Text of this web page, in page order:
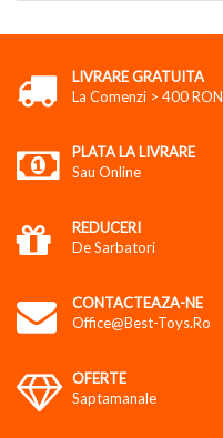
LIVRARE GRATUITA
La Comenzi > 400 RON
PLATA LA LIVRARE
Sau Online
REDUCERI
De Sarbatori
CONTACTEAZA-NE
Office@best-Toys.ro
OFERTE
Saptamanale